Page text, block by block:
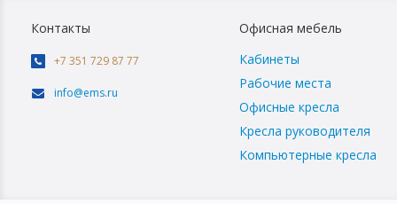
Контакты
+7 351 729 87 77
info@ems.ru
Офисная мебель
Кабинеты
Рабочие места
Офисные кресла
Кресла руководителя
Компьютерные кресла